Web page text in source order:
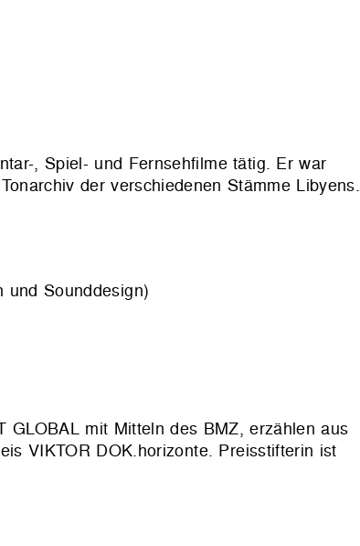
, Spiel- und Fernsehfilme tätig. Er war
der verschiedenen Stämme Libyens.
und Sounddesign)
GLOBAL mit Mitteln des BMZ, erzählen aus
VIKTOR DOK.horizonte. Preisstifterin ist